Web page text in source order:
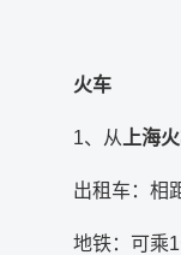
火车
1、从 上海
出租车：相
地铁：可乘